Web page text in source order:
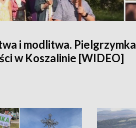
i modlitwa. Pielgrzymka
w Koszalinie [WIDEO]